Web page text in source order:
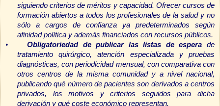
siguiendo criterios de méritos y capacidad. Ofrecer cursos de
formación abiertos a todos los profesionales de la salud y no
sólo a cargos de confianza ya predeterminados según
afinidad política y además financiados con recursos públicos.
• Obligatoriedad de publicar las listas de espera de
tratamiento quirúrgico, atención especializada y pruebas
diagnósticas, con periodicidad mensual, con comparativa con
otros centros de la misma comunidad y a nivel nacional,
publicando qué número de pacientes son derivados a centros
privados, los motivos y criterios seguidos para dicha
derivación y qué coste económico representan.